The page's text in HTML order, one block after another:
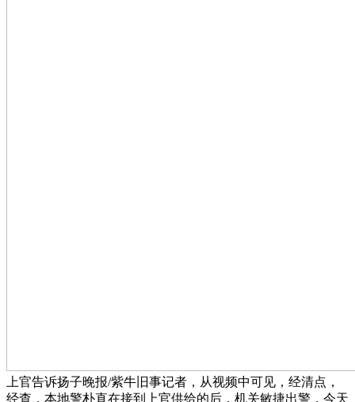
上官告诉扬子晚报/紫牛旧事记者，从视频中可见，经清点，
经查，本地警朴直在接到上官供给的后，机关敏捷出警，今天